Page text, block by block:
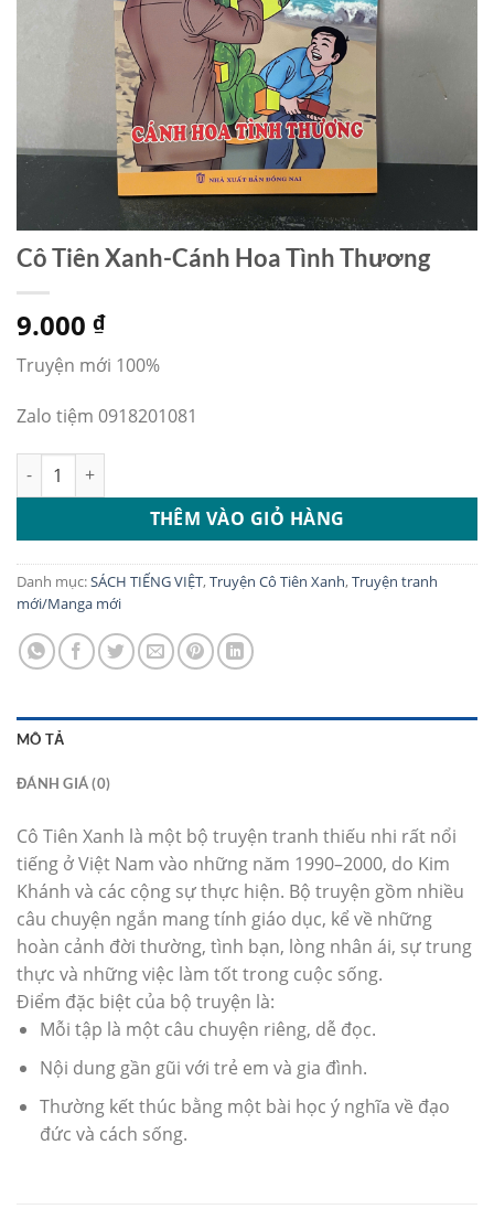
Cô Tiên Xanh-Cánh Hoa Tình Thương
9.000 ₫
Truyện mới 100%
Zalo tiệm 0918201081
Cô Tiên Xanh-Cánh Hoa Tình Thương số lượng
THÊM VÀO GIỎ HÀNG
Danh mục:SÁCH TIẾNG VIỆT,Truyện Cô Tiên Xanh,Truyện tranh
mới/Manga mới
MÔ TẢ
ĐÁNH GIÁ (0)
Cô Tiên Xanh là một bộ truyện tranh thiếu nhi rất nổi
tiếng ở Việt Nam vào những năm 1990–2000, do Kim
Khánh và các cộng sự thực hiện. Bộ truyện gồm nhiều
câu chuyện ngắn mang tính giáo dục, kể về những
hoàn cảnh đời thường, tình bạn, lòng nhân ái, sự trung
thực và những việc làm tốt trong cuộc sống.
Điểm đặc biệt của bộ truyện là:
Mỗi tập là một câu chuyện riêng, dễ đọc.
Nội dung gần gũi với trẻ em và gia đình.
Thường kết thúc bằng một bài học ý nghĩa về đạo
đức và cách sống.